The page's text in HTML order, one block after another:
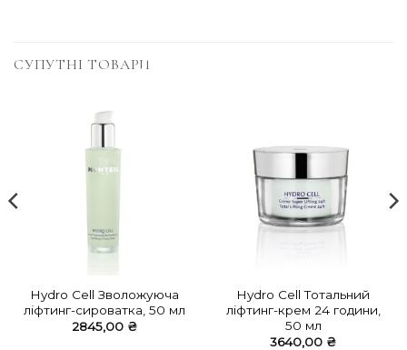
СУПУТНІ ТОВАРИ
Hydro Cell Зволожуюча
ліфтинг-сироватка, 50 мл
2845,00 ₴
Hydro Cell Тотальний
ліфтинг-крем 24 години,
50 мл
3640,00 ₴